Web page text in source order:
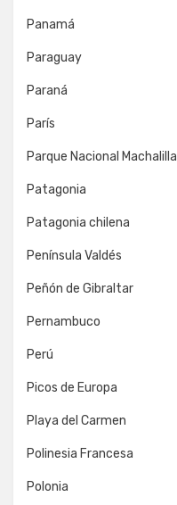
Panamá
Paraguay
Paraná
París
Parque Nacional Machalilla
Patagonia
Patagonia chilena
Península Valdés
Peñón de Gibraltar
Pernambuco
Perú
Picos de Europa
Playa del Carmen
Polinesia Francesa
Polonia